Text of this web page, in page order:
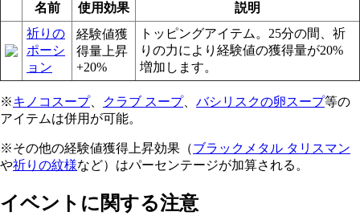
名前 使用効果
説明
祈りの
ポーシ
ョン
経験値獲
得量上昇
+20%
トッピングアイテム。25分の間、祈
りの力により経験値の獲得量が20%
増加します。
※キノコスープ、 クラブ スープ、 バシリスクの卵スープ等の
アイテムは併用が可能。
※その他の経験値獲得上昇効果（ブラックメタル タリスマン
や祈りの紋様など）はパーセンテージが加算される。
イベントに関する注意